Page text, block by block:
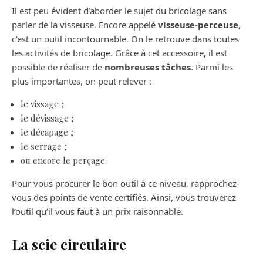
Il est peu évident d’aborder le sujet du bricolage sans
parler de la visseuse. Encore appelé visseuse-perceuse,
c’est un outil incontournable. On le retrouve dans toutes
les activités de bricolage. Grâce à cet accessoire, il est
possible de réaliser de nombreuses tâches. Parmi les
plus importantes, on peut relever :
le vissage ;
le dévissage ;
le décapage ;
le serrage ;
ou encore le perçage.
Pour vous procurer le bon outil à ce niveau, rapprochez-
vous des points de vente certifiés. Ainsi, vous trouverez
l’outil qu’il vous faut à un prix raisonnable.
La scie circulaire